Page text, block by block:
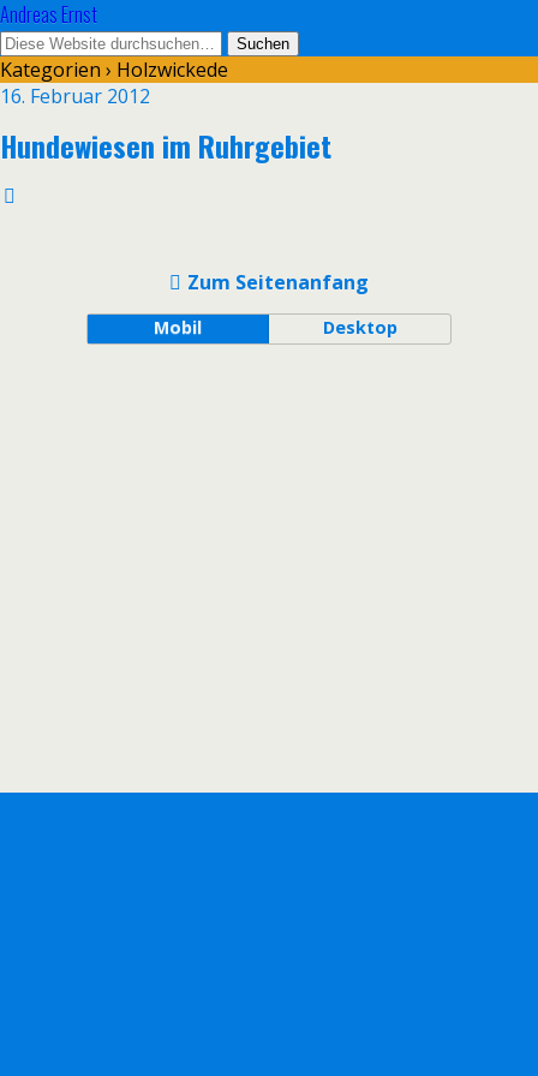
Andreas Ernst
Kategorien › Holzwickede
16. Februar 2012
Hundewiesen im Ruhrgebiet
Zum Seitenanfang
Mobil Desktop